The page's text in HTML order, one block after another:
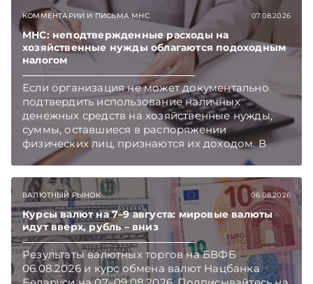
который приходится изучать ежегодно.
Очередные меры по оптимизации
нормотворчества предусмотрены в
постановлении Совмина. Подписывайтесь на
Telegram‑канал и Viber. Главное об экономике
Беларуси — раньше, чем в новостях
TelegramViber
КОММЕНТАРИИ И ПИСЬМА МНС 07.08.2026
МНС: неподтвержденные расходы на
хозяйственные нужды облагаются подоходным
налогом
Если организация не может документально
подтвердить использование наличных
денежных средств на хозяйственные нужды,
суммы, оставшиеся в распоряжении
физических лиц, признаются их доходом. В
этом случае организация как налоговый агент
бюджет подоходный налог, напоминает МНС.
ВАЛЮТНЫЙ РЫНОК 06.08.2026
Курсы валют на 7–9 августа: мировые валюты
идут вверх, рубль – вниз
Результаты валютных торгов на БВФБ
06.08.2026 и курс обмена валют Нацбанка